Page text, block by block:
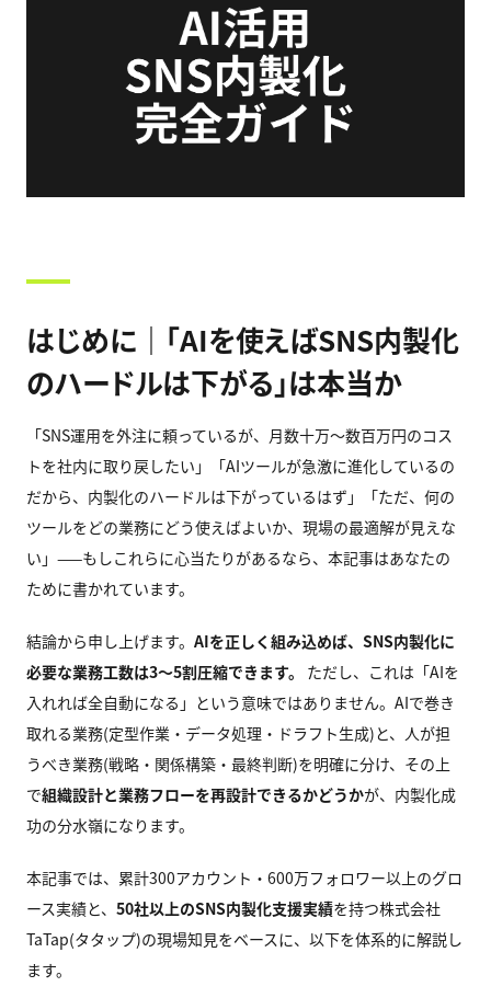
はじめに｜「AIを使えばSNS内製化
のハードルは下がる」は本当か
「SNS運用を外注に頼っているが、月数十万〜数百万円のコス
トを社内に取り戻したい」「AIツールが急激に進化しているの
だから、内製化のハードルは下がっているはず」「ただ、何の
ツールをどの業務にどう使えばよいか、現場の最適解が見えな
い」——もしこれらに心当たりがあるなら、本記事はあなたの
ために書かれています。
結論から申し上げます。 AIを正しく組み込めば、SNS内製化に
必要な業務工数は3〜5割圧縮できます。
ただし、これは「AIを
入れれば全自動になる」という意味ではありません。AIで巻き
取れる業務(定型作業・データ処理・ドラフト生成)と、人が担
うべき業務(戦略・関係構築・最終判断)を明確に分け、その上
で組織設計と業務フローを再設計できるかどうかが、内製化成
功の分水嶺になります。
本記事では、累計300アカウント・600万フォロワー以上のグロ
ース実績と、 50社以上のSNS内製化支援実績を持つ株式会社
TaTap(タタップ)の現場知見をベースに、以下を体系的に解説し
ます。